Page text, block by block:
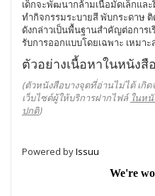
เด็กจะพัฒนากล้ามเนื้อมัดเล็กแ
ทำกิจกรรมระบายสี พับกระดาษ
ดังกล่าวเป็นพื้นฐานสำคัญต่อการ
รับการออกแบบโดยเฉพาะ เหมา
ตัวอย่างเนื้อหาในหนังสือ
(ตัวหนังสือบางจุดที่อ่านไม่ได้ เกิ
เว็บไซต์ผู้ให้บริการฝากไฟล์ ในห
ปกติ)
Powered byIssuu